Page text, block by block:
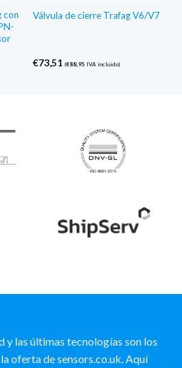
con
Válvula de cierre Trafag V6/V7
€73,51 (€88,95 IVA incluido)
y las últimas tecnologías son los
oferta de sensors.co.uk. Aquí